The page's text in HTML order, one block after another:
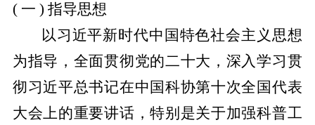
( 一 ) 指导思想
以习近平新时代中国特色社会主义思想
为指导，全面贯彻党的二十大，深入学习贯
彻习近平总书记在中国科协第十次全国代表
大会上的重要讲话，特别是关于加强科普工